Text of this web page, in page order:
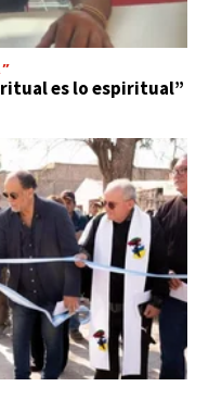
es lo espiritual”